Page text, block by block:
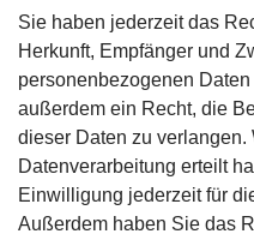
Sie haben jederzeit das
Herkunft, Empfänger und
personenbezogenen
außerdem ein Recht, die
dieser Daten zu
Datenverarbeitung erteilt
Einwilligung jederzeit für
Außerdem haben Sie das